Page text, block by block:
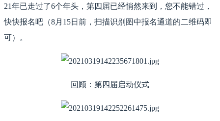
21年已走过了6个年头，第四届已经悄然来到，您不能错过，
快快报名吧（8月15日前，扫描识别图中报名通道的二维码即
可）。
回顾：第四届启动仪式